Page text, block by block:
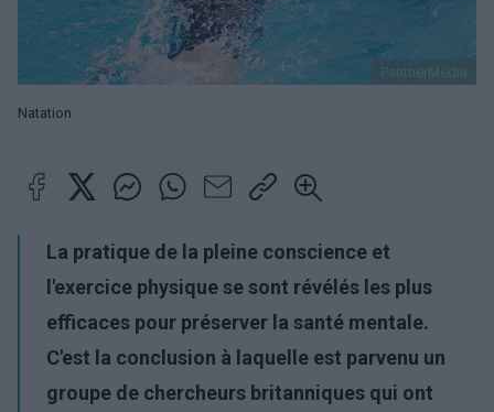
Natation
La pratique de la pleine conscience et
l'exercice physique se sont révélés les plus
efficaces pour préserver la santé mentale.
C'est la conclusion à laquelle est parvenu un
groupe de chercheurs britanniques qui ont